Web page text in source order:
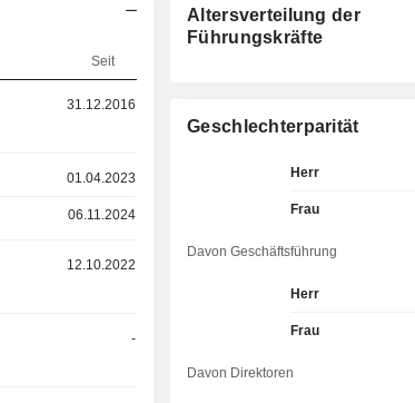
Seit
31.12.2016
01.04.2023
06.11.2024
12.10.2022
-
Altersverteilung der
Führungskräfte
Geschlechterparität
Herr
Frau
Davon Geschäftsführung
Herr
Frau
Davon Direktoren